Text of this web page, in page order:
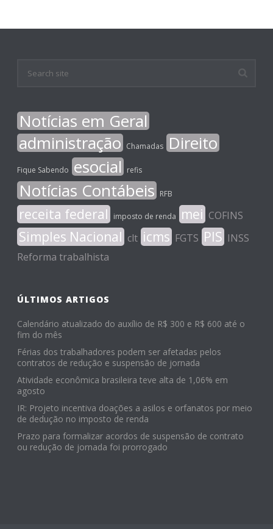
Notícias em Geral
administração Chamadas Direito
Fique Sabendo esocial refis
Notícias Contábeis RFB
receita federal imposto de renda mei COFINS
Simples Nacional clt icms FGTS PIS INSS
Reforma trabalhista
ÚLTIMOS ARTIGOS
Calendário atualizado do auxílio de R$ 300 e R$ 600 até o
fim do mês
Férias dos trabalhadores podem ser afetadas pelos
contratos de redução e suspensão de jornada
Atividade econômica brasileira teve alta de 1,06% em
agosto
IR: Projeto incentiva doações a asilos e orfanatos por meio
de dedução no imposto de renda
Prazo para formalizar acordos de suspensão de contrato
ou redução de jornada foi prorrogado